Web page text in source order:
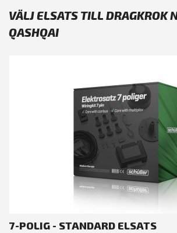
VÄLJ ELSATS TILL DRAGKROK
QASHQAI
7-POLIG - STANDARD ELSATS